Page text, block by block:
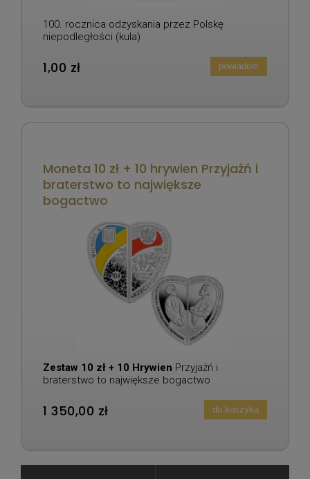
100. rocznica odzyskania przez Polskę
niepodległości (kula)
1,00 zł powiadom
Moneta 10 zł + 10 hrywien Przyjaźń i
braterstwo to największe
bogactwo
Zestaw 10 zł + 10 Hrywien Przyjaźń i
braterstwo to największe bogactwo
1 350,00 zł do koszyka